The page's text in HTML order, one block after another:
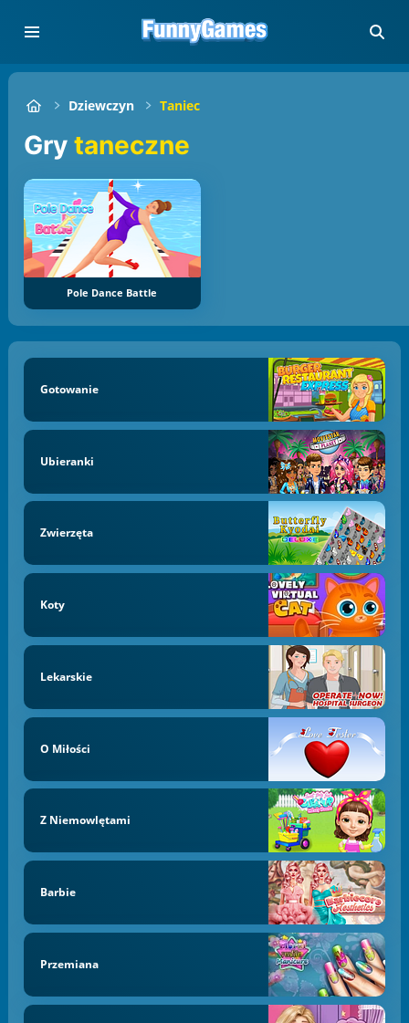
Dziewczyn Taniec
Gry taneczne
Pole Dance Battle
Gotowanie
Ubieranki
Zwierzęta
Koty
Lekarskie
O Miłości
Z Niemowlętami
Barbie
Przemiana